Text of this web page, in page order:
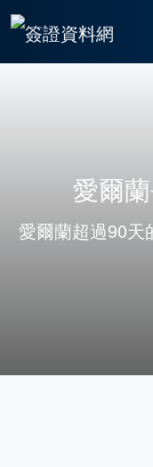
愛爾
愛爾蘭超過90天